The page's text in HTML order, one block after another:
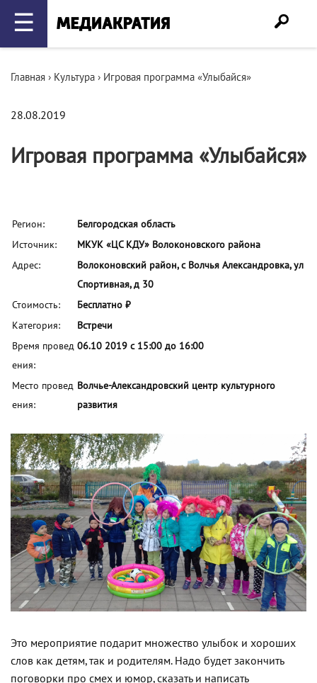
☰
Главная › Культура › Игровая программа «Улыбайся»
28.08.2019
Игровая программа «Улыбайся»
Регион:
Белгородская область
Источник:
МКУК «ЦС КДУ» Волоконовского района
Адрес:
Волоконовский район, с Волчья Александровка, ул
Спортивная, д 30
Стоимость:
Бесплатно ₽
Категория:
Встречи
Время провед
ения:
06.10 2019 с 15:00 до 16:00
Место провед
ения:
Волчье-Александровский центр культурного
развития
Это мероприятие подарит множество улыбок и хороших
слов как детям, так и родителям. Надо будет закончить
поговорки про смех и юмор, сказать и написать